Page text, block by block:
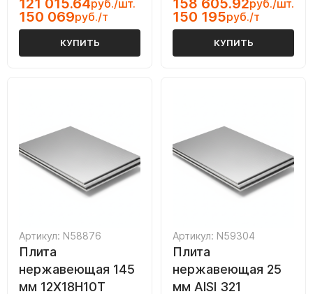
121 015.64руб./шт.
150 069руб./т
КУПИТЬ
158 605.92руб./шт.
150 195руб./т
КУПИТЬ
Артикул: N58876
Плита
нержавеющая 145
мм 12Х18Н10Т
Артикул: N59304
Плита
нержавеющая 25
мм AISI 321